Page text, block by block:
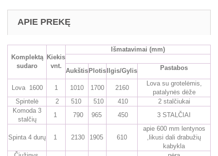
APIE PREKĘ
Komplektą
sudaro
Kiekis
vnt.
Išmatavimai (mm)
Aukštis Plotis Ilgis/Gylis Pastabos
Lova 1600 1 1010 1700 2160
Lova su grotelėmis,
patalynės dėže
Spintelė
2 510 510 410
2 stalčiukai
Komoda 3
stalčių
1 790 965 450 3 STALČIAI
Spinta 4 durų 1 2130 1905 610
apie 600 mm lentynos
,likusi dali drabužių
kabykla